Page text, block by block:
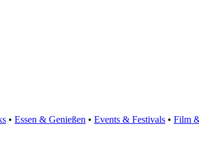
• Essen & Genießen • Events & Festivals • Film